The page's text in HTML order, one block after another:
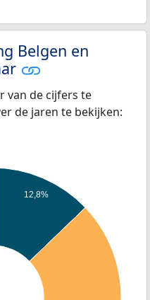
Belgen en
van de cijfers te
de jaren te bekijken:
12,8%